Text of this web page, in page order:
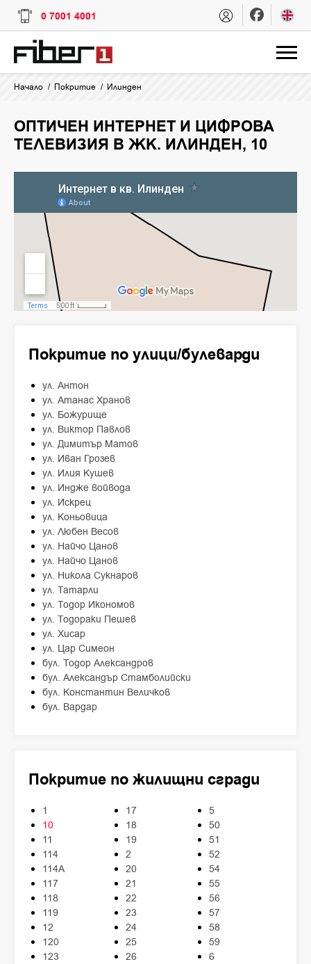
0 7001 4001
Начало Покритие Илинден
ОПТИЧЕН ИНТЕРНЕТ И ЦИФРОВА
ТЕЛЕВИЗИЯ В ЖК. ИЛИНДЕН, 10
Покритие по улици/булеварди
ул. Антон
ул. Атанас Хранов
ул. Божурище
ул. Виктор Павлов
ул. Димитър Матов
ул. Иван Грозев
ул. Илия Кушев
ул. Индже войвода
ул. Искрец
ул. Коньовица
ул. Любен Весов
ул. Найчо Цанов
ул. Найчо Цанов
ул. Никола Сукнаров
ул. Татарли
ул. Тодор Икономов
ул. Тодораки Пешев
ул. Хисар
ул. Цар Симеон
бул. Тодор Александров
бул. Александър Стамболийски
бул. Константин Величков
бул. Вардар
Покритие по жилищни сгради
1
10
11
114
114А
117
118
119
12
120
123
17
18
19
2
20
21
22
23
24
25
26
5
50
51
52
54
55
56
57
58
59
6